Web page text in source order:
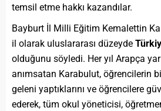
temsil etme hakkı kazandılar.
Bayburt İl Milli Eğitim Kemalettin
il olarak uluslararası düzeyde
olduğunu söyledi. Her yıl Arapça
anımsatan Karabulut, öğrencilerin
geleni yaptıklarını ve öğrencilere
ederek, tüm okul yöneticisi,